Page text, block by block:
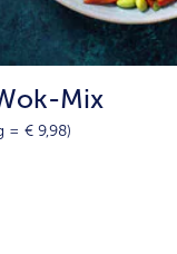
Mix
= € 9,98)